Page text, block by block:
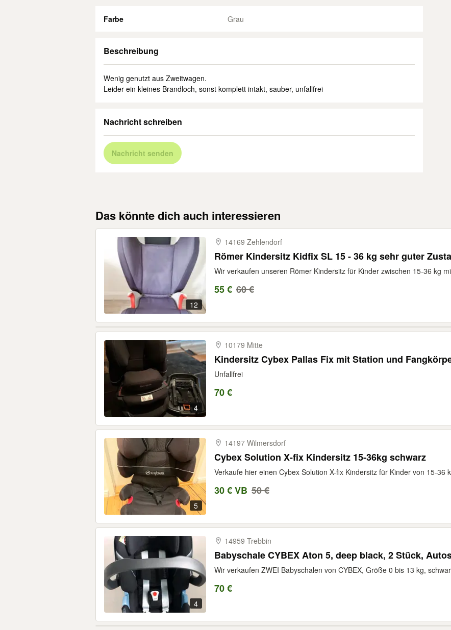
Farbe Grau
Beschreibung
Wenig genutzt aus Zweitwagen.
Leider ein kleines Brandloch, sonst komplett intakt, sauber, unfallfrei
Nachricht schreiben
Nachricht senden
Das könnte dich auch interessieren
12
14169 Zehlendorf
Römer Kindersitz Kidfix SL 15 - 36 kg sehr guter
Wir verkaufen unseren Römer Kindersitz für Kinder zwischen 15-36 kg
55 € 60 €
4
10179 Mitte
Kindersitz Cybex Pallas Fix mit Station und
Unfallfrei
70 €
5
14197 Wilmersdorf
Cybex Solution X-fix Kindersitz 15-36kg schwarz
Verkaufe hier einen Cybex Solution X-fix Kindersitz für Kinder von 15-36
30 € VB 50 €
4
14959 Trebbin
Babyschale CYBEX Aton 5, deep black, 2 Stück,
Wir verkaufen ZWEI Babyschalen von CYBEX, Größe 0 bis 13 kg,
70 €